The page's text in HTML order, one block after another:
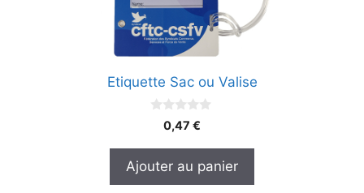
Etiquette Sac ou Valise
5
0,47 €
Ajouter au panier